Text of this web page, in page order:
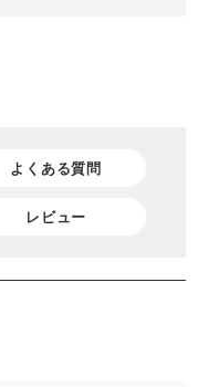
よくある質問
レビュー